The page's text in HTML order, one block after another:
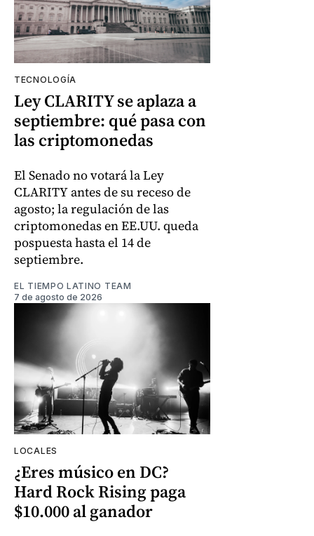
TECNOLOGÍA
Ley CLARITY se aplaza a
septiembre: qué pasa con
las criptomonedas
El Senado no votará la Ley
CLARITY antes de su receso de
agosto; la regulación de las
criptomonedas en EE.UU. queda
pospuesta hasta el 14 de
septiembre.
EL TIEMPO LATINO TEAM
7 de agosto de 2026
LOCALES
¿Eres músico en DC?
Hard Rock Rising paga
$10.000 al ganador